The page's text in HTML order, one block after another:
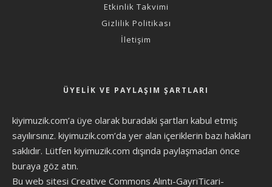
Etkinlik Takvimi
Gizlilik Politikası
İletişim
ÜYELIK VE PAYLAŞIM ŞARTLARI
kiyimuzik.com’a üye olarak buradaki şartları kabul etmiş
sayılırsınız. kiyimuzik.com’da yer alan içeriklerin bazı hakları
saklıdır. Lütfen kiyimuzik.com dışında paylaşmadan önce
buraya göz atın.
Bu web sitesi Creative Commons Alıntı-GayriTicari-